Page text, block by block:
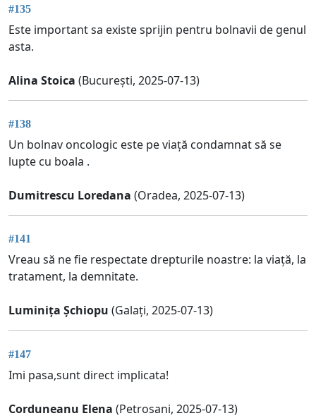
#135
Este important sa existe sprijin pentru bolnavii de genul
asta.
Alina Stoica (București, 2025-07-13)
#138
Un bolnav oncologic este pe viață condamnat să se
lupte cu boala .
Dumitrescu Loredana (Oradea, 2025-07-13)
#141
Vreau să ne fie respectate drepturile noastre: la viață, la
tratament, la demnitate.
Luminița Șchiopu (Galați, 2025-07-13)
#147
Imi pasa,sunt direct implicata!
Corduneanu Elena (Petrosani, 2025-07-13)